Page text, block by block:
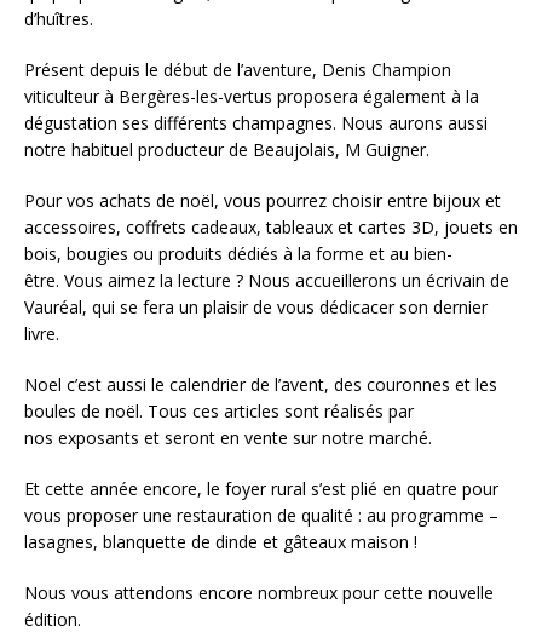
d’huîtres.
Présent depuis le début de l’aventure, Denis Champion
viticulteur à Bergères-les-vertus proposera également à la
dégustation ses différents champagnes. Nous aurons aussi
notre habituel producteur de Beaujolais, M Guigner.
Pour vos achats de noël, vous pourrez choisir entre bijoux et
accessoires, coffrets cadeaux, tableaux et cartes 3D, jouets en
bois, bougies ou produits dédiés à la forme et au bien-
être. Vous aimez la lecture ? Nous accueillerons un écrivain de
Vauréal, qui se fera un plaisir de vous dédicacer son dernier
livre.
Noel c’est aussi le calendrier de l’avent, des couronnes et les
boules de noël. Tous ces articles sont réalisés par
nos exposants et seront en vente sur notre marché.
Et cette année encore, le foyer rural s’est plié en quatre pour
vous proposer une restauration de qualité : au programme –
lasagnes, blanquette de dinde et gâteaux maison !
Nous vous attendons encore nombreux pour cette nouvelle
édition.